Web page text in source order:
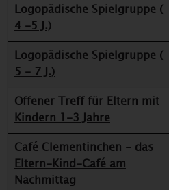
Logopädische Spielgruppe (
4 -5 J.)
Logopädische Spielgruppe (
5 - 7 J.)
Offener Treff für Eltern mit
Kindern 1-3 Jahre
Café Clementinchen - das
Eltern-Kind-Café am
Nachmittag